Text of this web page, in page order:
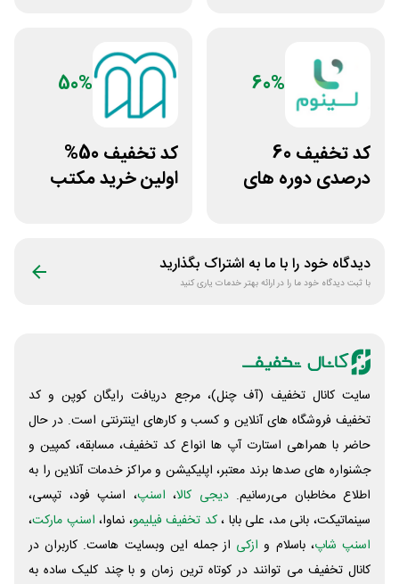
60%
کد تخفیف 60
درصدی دوره های
50%
کد تخفیف 50%
اولین خرید مکتب
دیدگاه خود را با ما به اشتراک بگذارید
با ثبت دیدگاه خود ما را در ارائه بهتر خدمات یاری کنید
سایت کانال تخفیف (آف چنل)، مرجع دریافت رایگان کوپن و کد
تخفیف فروشگاه های آنلاین و کسب و‌ کارهای اینترنتی است. در حال
حاضر با همراهی استارت آپ ها انواع کد تخفیف، مسابقه، کمپین و
جشنواره های صدها برند معتبر، اپلیکیشن و مراکز خدمات آنلاین را به
اطلاع مخاطبان می‌رسانیم. دیجی کالا، اسنپ، اسنپ فود، تپسی،
سینماتیکت، بانی مد، علی‌ بابا ،کد تخفیف فیلیمو، نماوا، اسنپ مارکت،
اسنپ شاپ، باسلام و ازکی از جمله این وبسایت ‌هاست. کاربران در
کانال تخفیف می توانند در کوتاه ترین زمان و با چند کلیک ساده به